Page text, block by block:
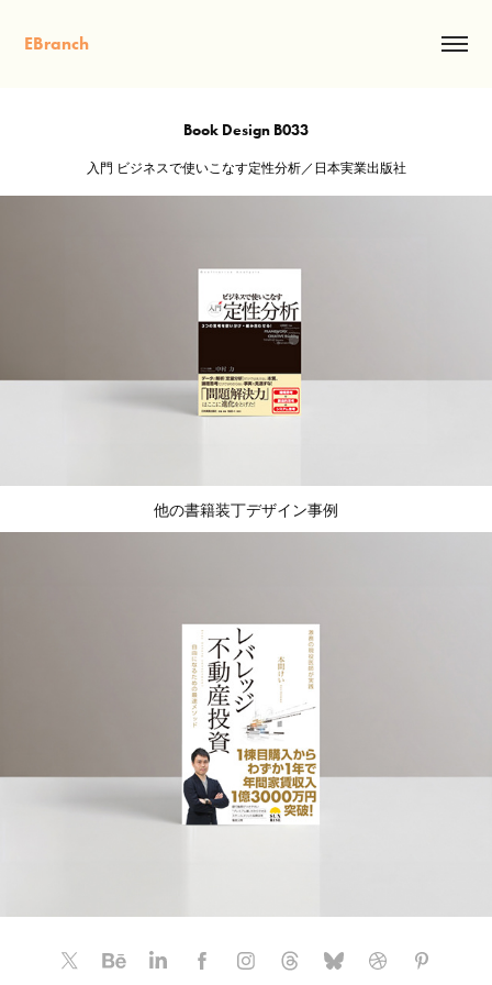
EBranch
Book Design B033
入門 ビジネスで使いこなす定性分析／日本実業出版社
他の書籍装丁デザイン事例